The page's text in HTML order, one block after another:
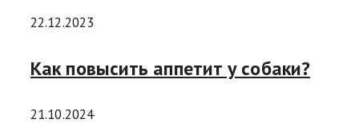
22.12.2023
Как повысить аппетит у собаки?
21.10.2024